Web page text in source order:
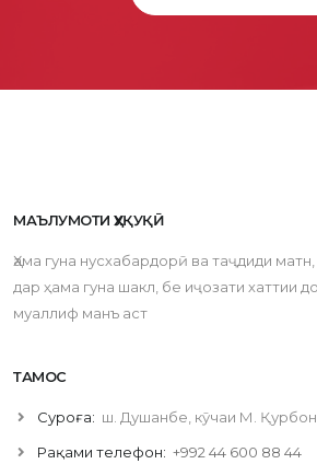
МАЪЛУМОТИ ҲУҚУҚӢ
Ҳама гуна нусхабардорӣ ва таҷдиди
дар ҳама гуна шакл, бе иҷозати хаттии
муаллиф манъ аст
ТАМОС
Суроға: ш. Душанбе, кӯчаи М.
Рақами телефон: +992 44 600 88 44